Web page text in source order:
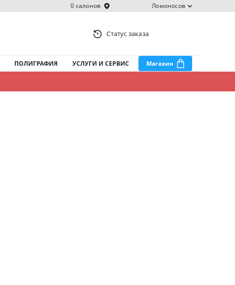
0 салонов Ломоносов
Статус заказа
ПОЛИГРАФИЯ УСЛУГИ И СЕРВИС Магазин